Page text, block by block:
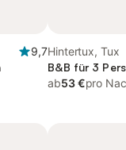
9,7Hintertux, Tux
B&B für 3
ab53 €pro